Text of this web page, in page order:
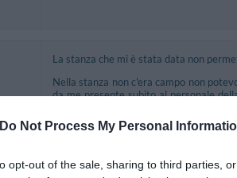
Do Not Process My Personal
opt-out of the sale, sharing to third parties,
La stanza che mi è stata data non
Nella stanza non c'era campo non
da me presente subito al personale
La risposta è stata che non era
La mattina successiva la stanza non è